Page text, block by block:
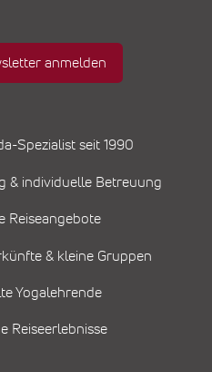
anmelden
Spezialist seit 1990
& individuelle Betreuung
Reiseangebote
& kleine Gruppen
Yogalehrende
Reiseerlebnisse